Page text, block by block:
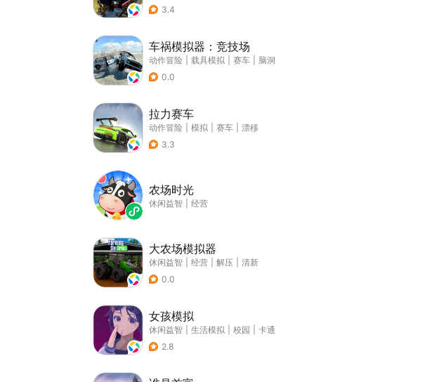
3.4
车祸模拟器：竞技场
动作冒险 载具模拟 赛车
脑洞
0.0
拉力赛车
动作冒险 模拟 赛车
漂移
3.3
农场时光
休闲益智 经营
大农场模拟器
休闲益智 经营 解压
清新
0.0
女孩模拟
休闲益智 生活模拟 校园
卡通
2.8